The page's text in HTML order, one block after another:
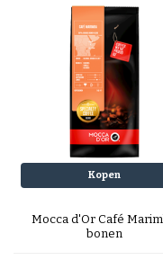
Espresso-rub
Peppermint Mocha
Gingerbread Latte
Cinnamon Latte
Laagjes Koffie
Nagerechten en
Kopen
Mocca d'Or Café
bonen